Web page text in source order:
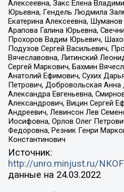
Алексеевна, Закс Елена
Юрьевна, Гендель Людмила
Екатерина Алексеевна,
Арапова Галина Юрьевна,
Прохоров Вадим Юрьевич,
Подузов Сергей Васильевич,
Вячеславовна, Литинский
Сергей Маркович, Бахмин
Анатолий Ефимович, Сухих
Петрович, Добровольская
Александра Евгеньевна,
Александрович, Вицин Сергей
Андреевич, Левинсон Лев
Иосифовна, Орлов Олег
Федоровна, Резник Генри
Константинович
Источник:
http://unro.minjust.ru/
данные на 24.03.2022